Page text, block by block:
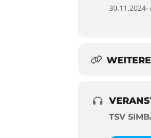
30.11.2024-
TSV